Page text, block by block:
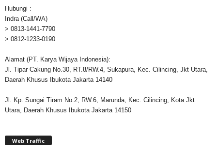
Hubungi :
Indra (Call/WA)
> 0813-1441-7790
> 0812-1233-0190
Alamat (PT. Karya Wijaya Indonesia):
Jl. Tipar Cakung No.30, RT.8/RW.4, Sukapura, Kec. Cilincing, Jkt Utara,
Daerah Khusus Ibukota Jakarta 14140
Jl. Kp. Sungai Tiram No.2, RW.6, Marunda, Kec. Cilincing, Kota Jkt
Utara, Daerah Khusus Ibukota Jakarta 14150
Web Traffic